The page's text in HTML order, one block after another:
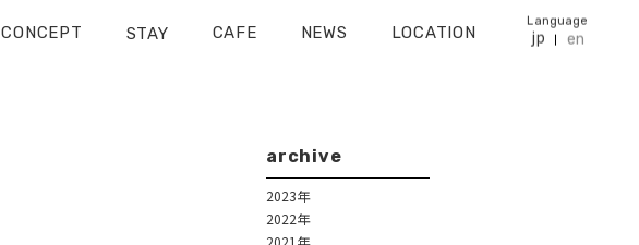
CONCEPT STAY CAFE NEWS LOCATION
Language
jp en
archive
2023年
2022年
2021年